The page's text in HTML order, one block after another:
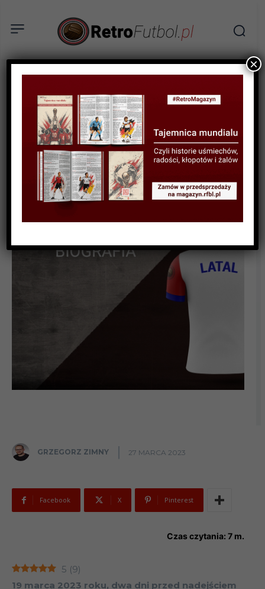
AKTUALNOŚCI
RELACJE
BIOGRAFIE PIŁKARZY
Radoslav Latal – wicemistrz
Europy na polskich
stadionach
GRZEGORZ ZIMNY 27 MARCA 2023
Facebook X Pinterest
Czas czytania: 7 m.
5 (9)
19 marca 2023 roku, dwa dni przed nadejściem
×